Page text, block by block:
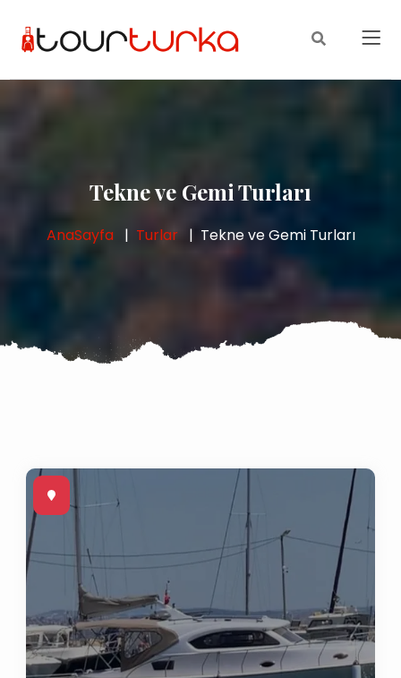
Tekne ve Gemi Turları
AnaSayfa Turlar Tekne ve Gemi Turları